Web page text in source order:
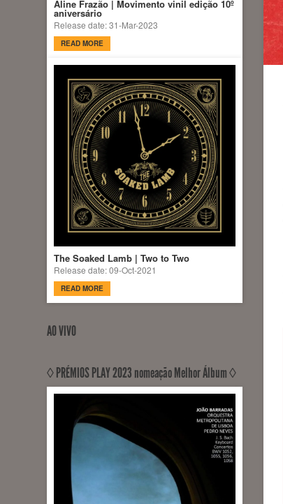
Aline Frazão | Movimento vinil edição 10º
aniversário
Release date: 31-Mar-2023
READ MORE
The Soaked Lamb | Two to Two
Release date: 09-Oct-2021
READ MORE
AO VIVO
◊ PRÉMIOS PLAY 2023 nomeação Melhor Álbum ◊